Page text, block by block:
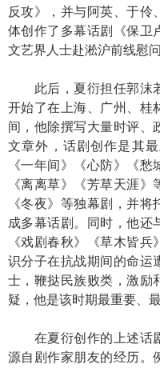
反攻》，并与阿英、于伶
体创作了多幕话剧《保卫
文艺界人士赴淞沪前线慰
此后，夏衍担任郭沫若
开始了在上海、广州、桂
间，他除撰写大量时评、
文章外，话剧创作是其
《一年间》《心防》《愁
《离离草》《芳草天涯》
《冬夜》等独幕剧，并
成多幕话剧。同时，他还
《戏剧春秋》《草木皆
识分子在抗战期间的命运
士，鞭挞民族败类，激励
疑，他是该时期最重要、
在夏衍创作的上述话剧
源自剧作家朋友的经历。